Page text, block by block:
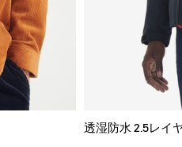
透湿防水 2.5レイ